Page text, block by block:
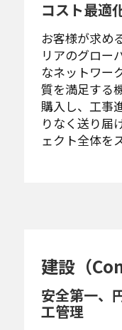
コスト最適
お客様が求め
リアのグロー
なネットワー
質を満足する
購入し、工事
りなく送り届
ェクト全体を
建設（
安全第一、
工管理